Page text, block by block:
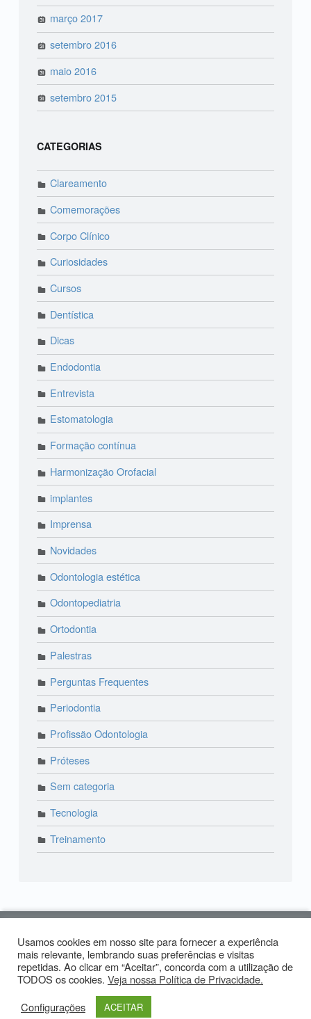
março 2017
setembro 2016
maio 2016
setembro 2015
CATEGORIAS
Clareamento
Comemorações
Corpo Clínico
Curiosidades
Cursos
Dentística
Dicas
Endodontia
Entrevista
Estomatologia
Formação contínua
Harmonização Orofacial
implantes
Imprensa
Novidades
Odontologia estética
Odontopediatria
Ortodontia
Palestras
Perguntas Frequentes
Periodontia
Profissão Odontologia
Próteses
Sem categoria
Tecnologia
Treinamento
© 2018 Lira Odonto | Paraíso: (11) 3373-4444 | Alto
de Pinheiros: (11) 2574-0958 | Produzido por:Tiago
Carvalho
Facebook LiraOdonto
Instagram LiraOdonto
Site LiraOdonto
Voltar ao topo ↑
Usamos cookies em nosso site para fornecer a experiência
mais relevante, lembrando suas preferências e visitas
repetidas. Ao clicar em “Aceitar”, concorda com a utilização de
TODOS os cookies. Veja nossa Política de Privacidade.
Configurações
ACEITAR